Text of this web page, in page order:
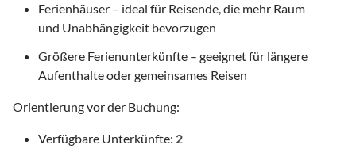
Ferienhäuser – ideal für Reisende, die mehr Raum
und Unabhängigkeit bevorzugen
Größere Ferienunterkünfte – geeignet für längere
Aufenthalte oder gemeinsames Reisen
Orientierung vor der Buchung:
Verfügbare Unterkünfte: 2